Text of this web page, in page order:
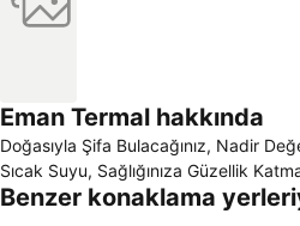
Eman Termal hakkında
Doğasıyla Şifa Bulacağınız, Nadir
Sıcak Suyu, Sağlığınıza Güzellik
Benzer konaklama